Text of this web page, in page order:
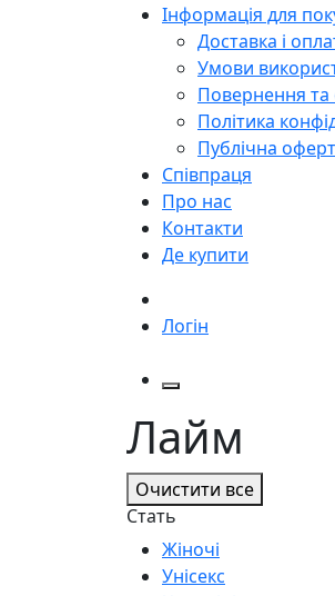
Інформація для
Доставка і
Умови
Повернення та
Політика
Публічна
Співпраця
Про нас
Контакти
Де купити
Логін
Лайм
Очистити все
Стать
Жіночі
Унісекс